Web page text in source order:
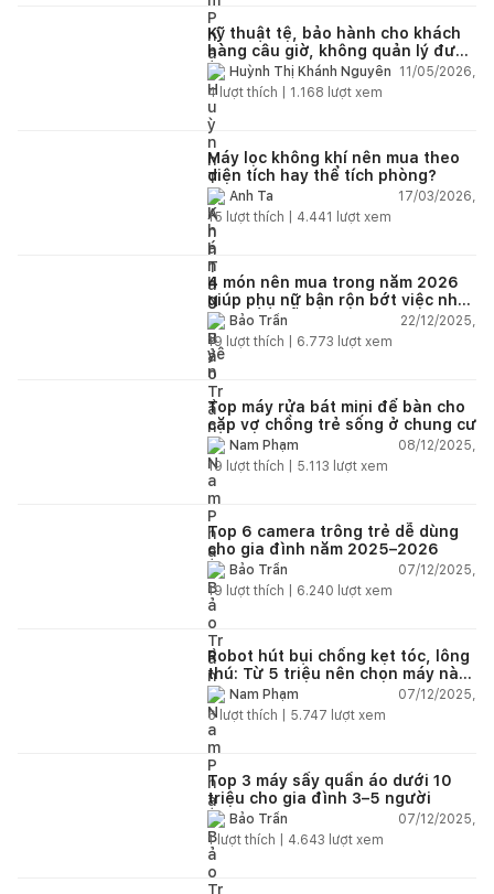
Kỹ thuật tệ, bảo hành cho khách
hàng câu giờ, không quản lý được
nhân viên xây dựng của mình,
điện nhẹ, điện nước, tường quá
kém. Luôn đổ lỗi cho nhân viên.
Bảo hành quá tệ, tôi phải đợi rất
lâu mới dc bảo hành, liên hệ để
được bảo hành thì bơ khách
Huỳnh Thị Khánh Nguyên
11/05/2026,
4lượt thích | 1.168 lượt xem
Máy lọc không khí nên mua theo
diện tích hay thể tích phòng?
Anh Ta
17/03/2026,
15 lượt thích | 4.441 lượt xem
4 món nên mua trong năm 2026
giúp phụ nữ bận rộn bớt việc nhà,
nhẹ đầu mỗi ngày
Bảo Trần
22/12/2025,
19 lượt thích | 6.773 lượt xem
Top máy rửa bát mini để bàn cho
cặp vợ chồng trẻ sống ở chung cư
Nam Phạm
08/12/2025,
19 lượt thích | 5.113 lượt xem
Top 6 camera trông trẻ dễ dùng
cho gia đình năm 2025–2026
Bảo Trần
07/12/2025,
19 lượt thích | 6.240 lượt xem
Robot hút bụi chống kẹt tóc, lông
thú: Từ 5 triệu nên chọn máy nào
năm 2025–2026?
Nam Phạm
07/12/2025,
6lượt thích | 5.747 lượt xem
Top 3 máy sấy quần áo dưới 10
triệu cho gia đình 3–5 người
Bảo Trần
07/12/2025,
1lượt thích | 4.643 lượt xem